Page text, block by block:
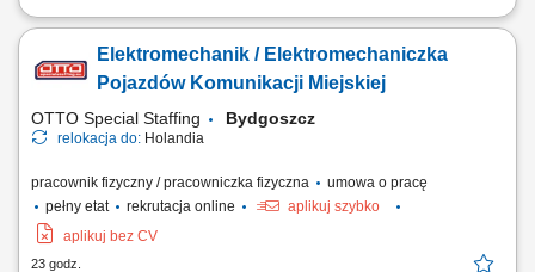
Opis stanowiska: wykonywanie diagnostyki oraz napraw pojazdów i
napędowych oraz systemów wysokiego napięcia, przeprowadzanie
przeglądów technicznych i działań konserwacyjnych, usuwanie usterek
Elektromechanik / Elektromechaniczka
Pojazdów Komunikacji Miejskiej
OTTO Special Staffing Bydgoszcz
relokacja do: Holandia
pracownik fizyczny / pracowniczka fizyczna
umowa o pracę
pełny etat
rekrutacja online
aplikuj szybko
aplikuj bez CV
23 godz.